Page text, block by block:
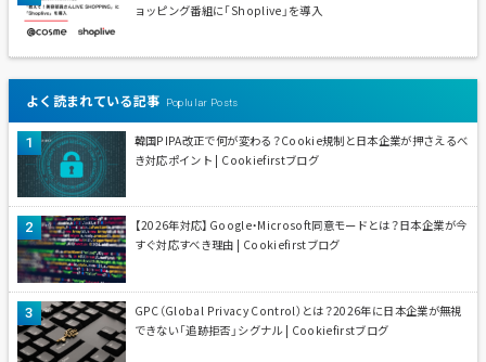
ョッピング番組に「Shoplive」を導入
よく読まれている記事 Poplular Posts
韓国PIPA改正で何が変わる？Cookie規制と日本企業が押さえるべ
き対応ポイント | Cookiefirstブログ
【2026年対応】Google・Microsoft同意モードとは？日本企業が今
すぐ対応すべき理由 | Cookiefirstブログ
GPC（Global Privacy Control）とは？2026年に日本企業が無視
できない「追跡拒否」シグナル | Cookiefirstブログ